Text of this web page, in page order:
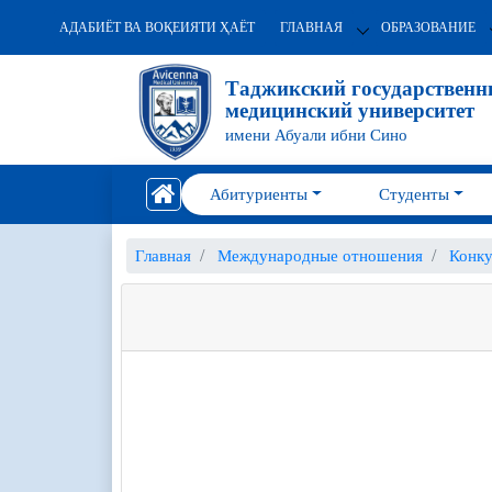
АДАБИЁТ ВА ВОҚЕИЯТИ ҲАЁТ ГЛАВНАЯ ОБРАЗОВАНИЕ
Таджикский
медицинский университет
имени Абуали ибни Сино
Абитуриенты Студенты
Главная Международные отношения